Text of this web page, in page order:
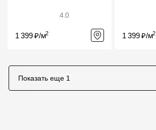
4.0
1 399 ₽/м2 1 399 ₽/м2
Показать еще 1